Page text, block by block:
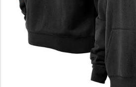
JR水道橋駅西口店
営業：土・日・祝日のみ 12:00-18:00
〒101-0061
東京都千代田区神田三崎町２丁目２２−１ 1F